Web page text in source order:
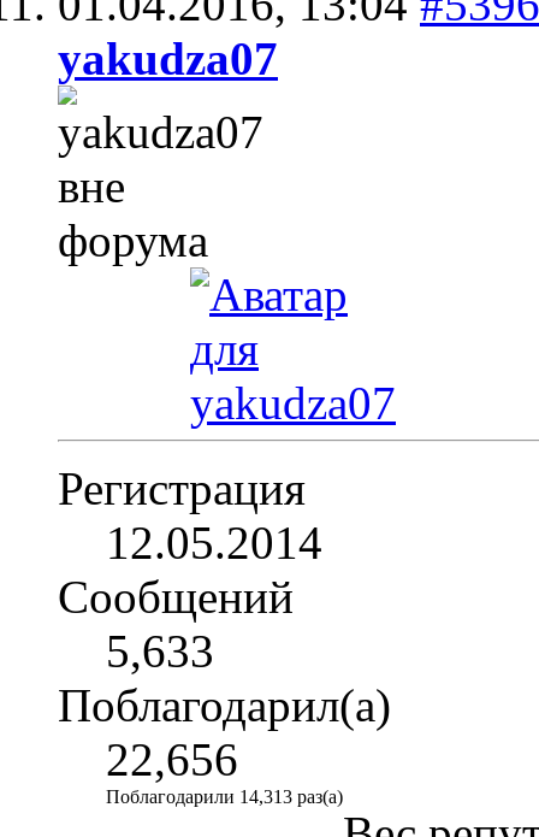
yakudza07
Регистрация
12.05.2014
Сообщений
5,633
Поблагодарил(а)
22,656
Поблагодарили 14,313 раз(а)